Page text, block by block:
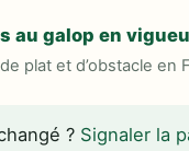
au galop en
plat et d’obstacle en
? Signaler la